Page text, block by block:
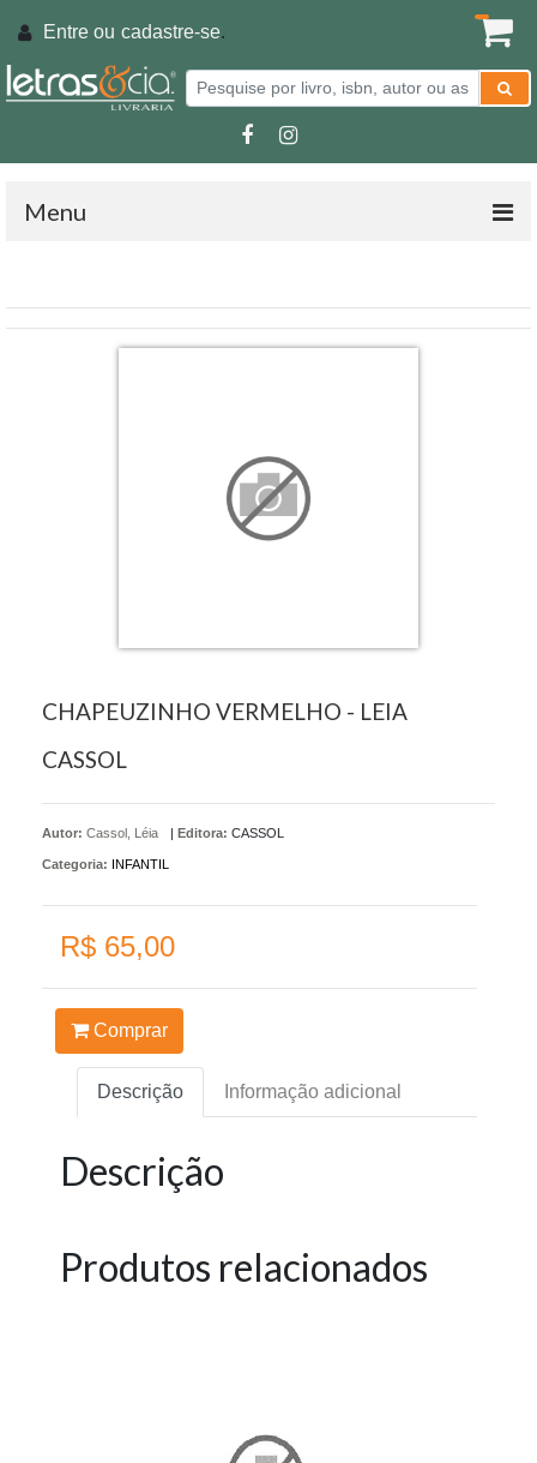
Entre ou cadastre-se.
Menu
CHAPEUZINHO VERMELHO - LEIA
CASSOL
Autor: Cassol, Léia | Editora: CASSOL
Categoria: INFANTIL
R$ 65,00
Comprar
Descrição Informação adicional
Descrição
Produtos relacionados